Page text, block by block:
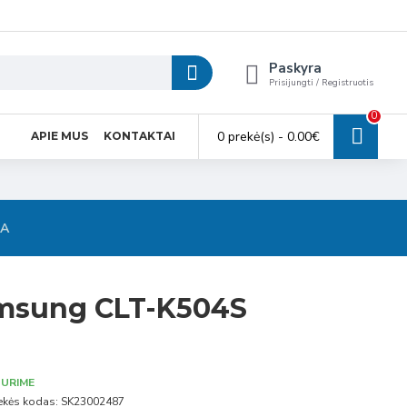
Paskyra
Prisijungti / Registruotis
APIE MUS KONTAKTAI 0 prekė(s) - 0.00€
0
CLT-K504S
kodas: SK23002487